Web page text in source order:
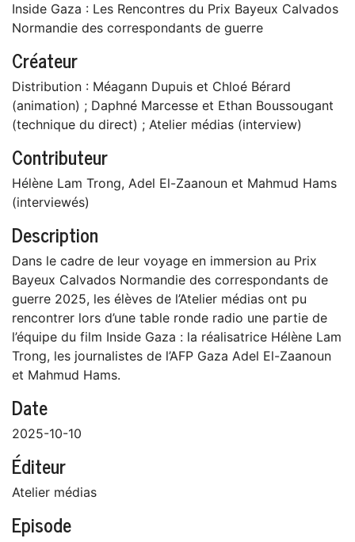
Inside Gaza : Les Rencontres du Prix Bayeux Calvados
Normandie des correspondants de guerre
Créateur
Distribution : Méagann Dupuis et Chloé Bérard
(animation) ; Daphné Marcesse et Ethan Boussougant
(technique du direct) ; Atelier médias (interview)
Contributeur
Hélène Lam Trong, Adel El-Zaanoun et Mahmud Hams
(interviewés)
Description
Dans le cadre de leur voyage en immersion au Prix
Bayeux Calvados Normandie des correspondants de
guerre 2025, les élèves de l’Atelier médias ont pu
rencontrer lors d’une table ronde radio une partie de
l’équipe du film Inside Gaza : la réalisatrice Hélène Lam
Trong, les journalistes de l’AFP Gaza Adel El-Zaanoun
et Mahmud Hams.
Date
2025-10-10
Éditeur
Atelier médias
Episode